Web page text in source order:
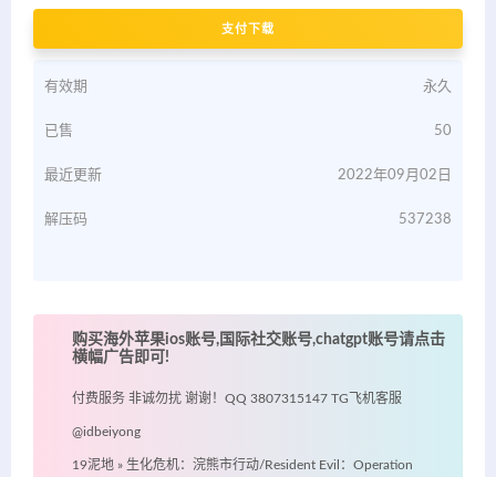
支付下载
有效期 永久
已售 50
最近更新 2022年09月02日
解压码 537238
购买海外苹果ios账号,国际社交账号,chatgpt账号请点击
横幅广告即可!
付费服务 非诚勿扰 谢谢！QQ 3807315147 TG飞机客服
@idbeiyong
19泥地 » 生化危机：浣熊市行动/Resident Evil：Operation